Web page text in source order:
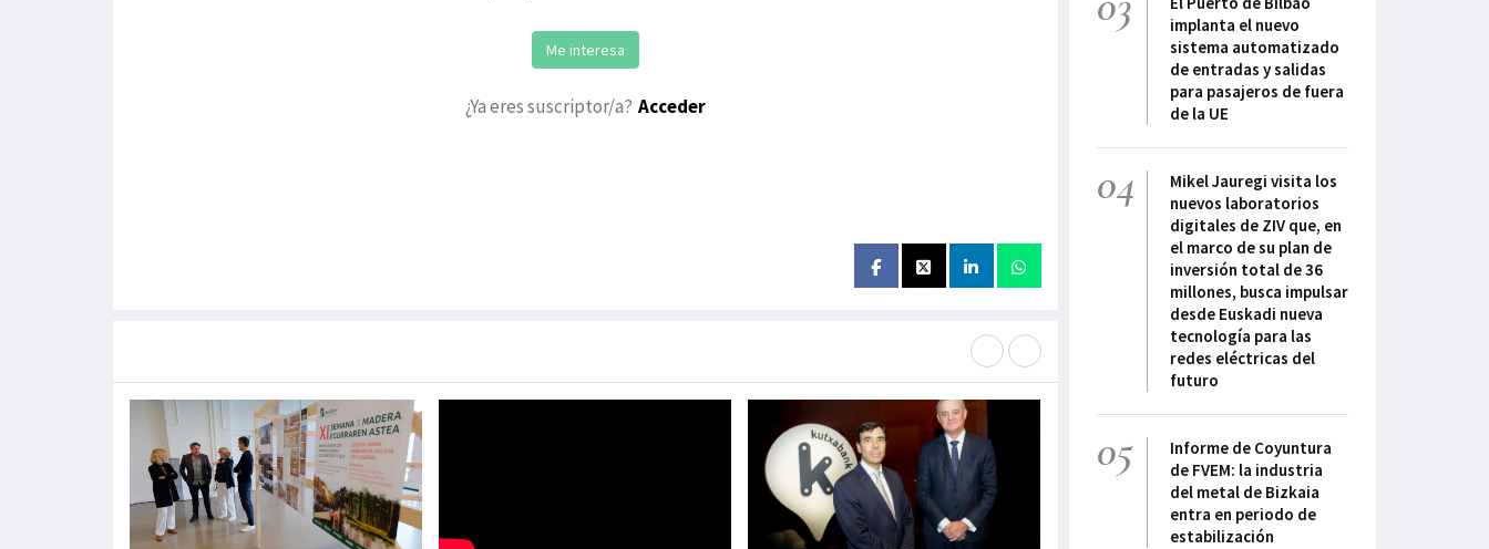
Me interesa
¿Ya eres suscriptor/a? Acceder
implanta el nuevo
sistema automatizado
de entradas y salidas
para pasajeros de fuera
de la UE
04
Mikel Jauregi visita los
nuevos laboratorios
digitales de ZIV que, en
el marco de su plan de
inversión total de 36
millones, busca impulsar
desde Euskadi nueva
tecnología para las
redes eléctricas del
futuro
05
Informe de Coyuntura
de FVEM: la industria
del metal de Bizkaia
entra en periodo de
estabilización